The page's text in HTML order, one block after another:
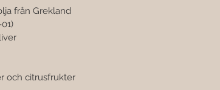
från Grekland
och citrusfrukter